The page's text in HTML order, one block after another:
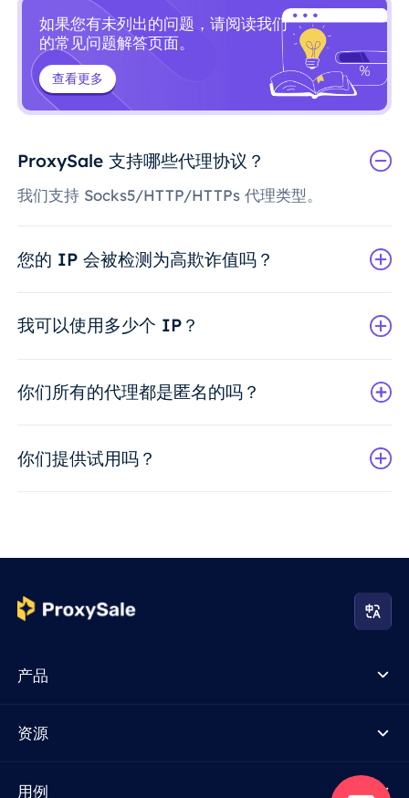
如果您有未列出的问题，请阅读我们
的常见问题解答页面。
查看更多
ProxySale 支持哪些代理协议？
我们支持 Socks5/HTTP/HTTPs 代理类型。
您的 IP 会被检测为高欺诈值吗？
我可以使用多少个 IP？
你们所有的代理都是匿名的吗？
你们提供试用吗？
产品
资源
用例